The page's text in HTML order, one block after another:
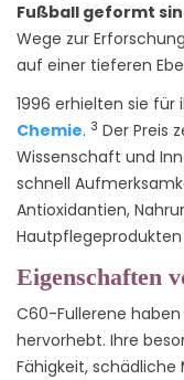
Fußball geformt
Wege zur
auf einer tieferen
1996 erhielten sie für
Chemie. 3 Der Preis
Wissenschaft und
schnell
Antioxidantien,
Eigenschaften
C60-Fullerene
hervorhebt. Ihre
Fähigkeit,